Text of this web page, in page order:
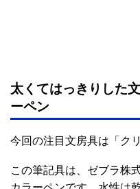
太くてはっきりした
ーペン
今回の注目文房具は「ク
この筆記具は、ゼブラ株